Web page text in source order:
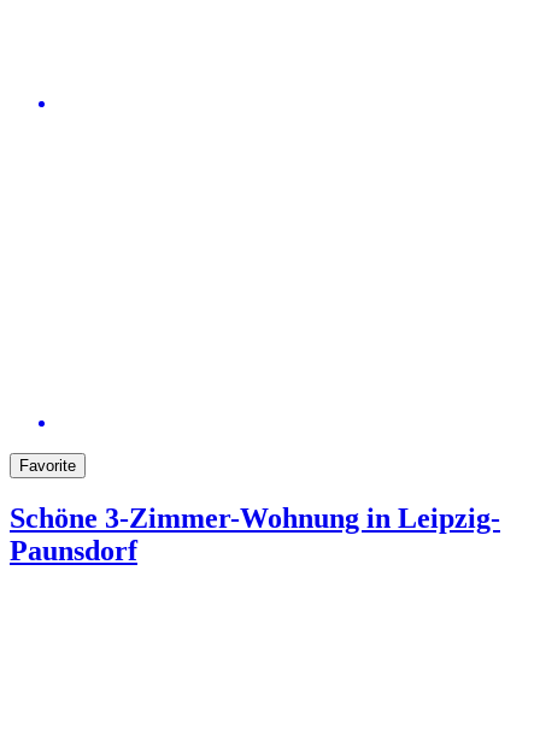
Favorite
Schöne 3-Zimmer-Wohnung in Leipzig-
Paunsdorf